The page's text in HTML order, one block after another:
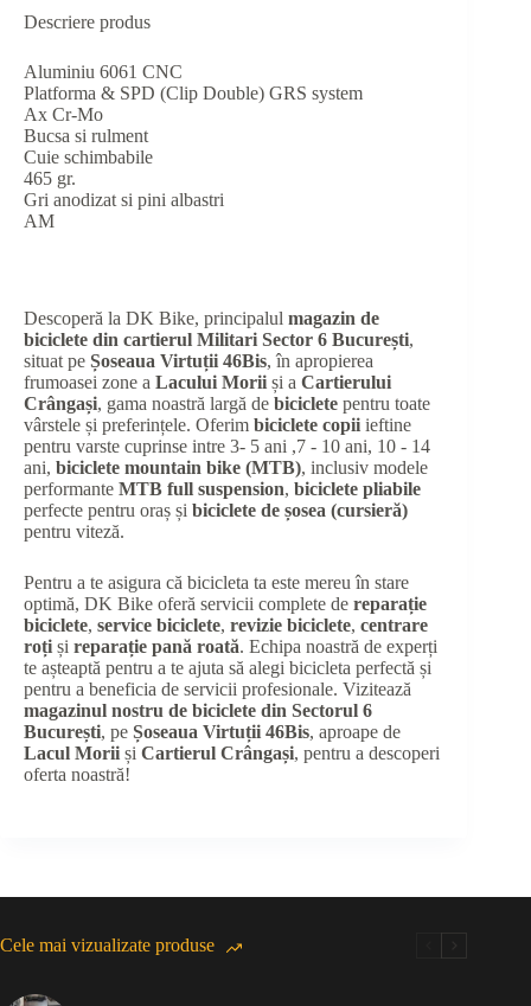
Descriere produs
Aluminiu 6061 CNC
Platforma & SPD (Clip Double) GRS system
Ax Cr-Mo
Bucsa si rulment
Cuie schimbabile
465 gr.
Gri anodizat si pini albastri
AM
Descoperă la DK Bike, principalul magazin de
biciclete din cartierul Militari Sector 6 București,
situat pe Șoseaua Virtuții 46Bis, în apropierea
frumoasei zone a Lacului Morii și a Cartierului
Crângași, gama noastră largă de biciclete pentru toate
vârstele și preferințele. Oferim biciclete copii ieftine
pentru varste cuprinse intre 3- 5 ani ,7 - 10 ani, 10 - 14
ani, biciclete mountain bike (MTB), inclusiv modele
performante MTB full suspension, biciclete pliabile
perfecte pentru oraș și biciclete de șosea (cursieră)
pentru viteză.
Pentru a te asigura că bicicleta ta este mereu în stare
optimă, DK Bike oferă servicii complete de reparație
biciclete, service biciclete, revizie biciclete, centrare
roți și reparație pană roată. Echipa noastră de experți
te așteaptă pentru a te ajuta să alegi bicicleta perfectă și
pentru a beneficia de servicii profesionale. Vizitează
magazinul nostru de biciclete din Sectorul 6
București, pe Șoseaua Virtuții 46Bis, aproape de
Lacul Morii și Cartierul Crângași, pentru a descoperi
oferta noastră!
Cele mai vizualizate produse